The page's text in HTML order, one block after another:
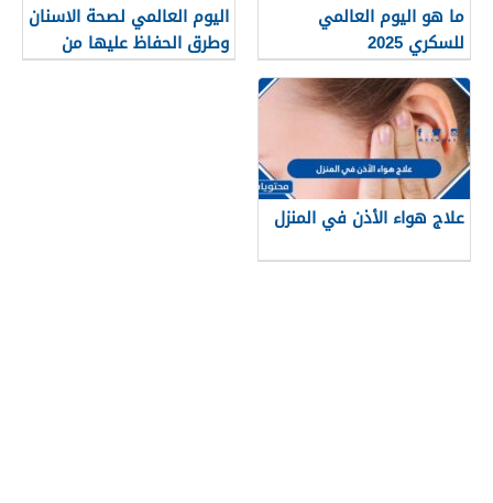
ما هو اليوم العالمي
للسكري 2025
اليوم العالمي لصحة الاسنان
وطرق الحفاظ عليها من
التسوس 2026
علاج هواء الأذن في المنزل